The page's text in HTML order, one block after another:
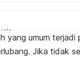
yang umum terjadi
Jika tidak